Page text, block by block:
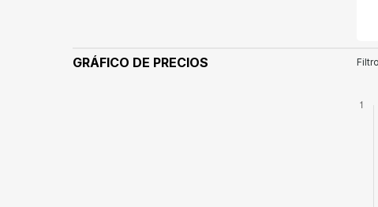
GRÁFICO DE PRECIOS